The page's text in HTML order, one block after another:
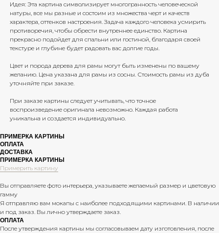
Идея: Эта картина символизирует многогранность человеческой
натуры, все мы разные и состоим из множества черт и качеств
характера, оттенков настроения. Задача каждого человека усмирить
противоречия, чтобы обрести внутреннее единство. Картина
прекрасно подойдет для спальни или гостиной, благодаря своей
текстуре и глубине будет радовать вас долгие годы.
Цвет и порода дерева для рамы могут быть изменены по вашему
желанию. Цена указана для рамы из сосны. Стоимость рамы из дуба
уточняйте при заказе.
При заказе картины следует учитывать, что точное
воспроизведение оригинала невозможно. Каждая работа
уникальна и создается индивидуально.
ПРИМЕРКА КАРТИНЫ
ОПЛАТА
ДОСТАВКА
ПРИМЕРКА КАРТИНЫ
Примерить картину
Вы отправляете фото интерьера, указываете желаемый размер и цветовую
гамму
Я отправляю вам мокапы с наиболее подходящими картинами. В наличии
и под заказ. Вы лично утверждаете заказ.
ОПЛАТА
После утверждения картины мы согласовываем дату изготовления, после
ТЕЛЕФОН:+7(913) 913-73-91
E-MAIL:
КОНТАКТЫ